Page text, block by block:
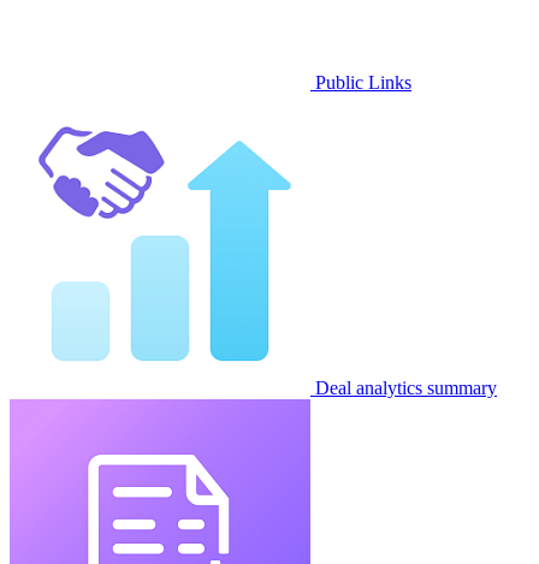
Public Links
Deal analytics summary